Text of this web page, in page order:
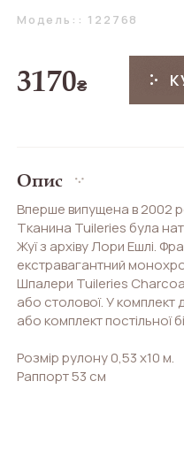
Модель:: 122768
3170₴
Опис
Вперше випущена в 2002
Тканина Tuileries була
Жуї з архіву Лори Ешлі.
екстравагантний
Шпалери Tuileries Charcoal
або столової. У комплект
або комплект постільної
Розмір рулону 0,53 х10 м.
Раппорт 53 см